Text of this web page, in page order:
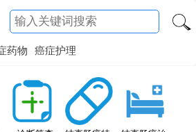
药物 癌症护理